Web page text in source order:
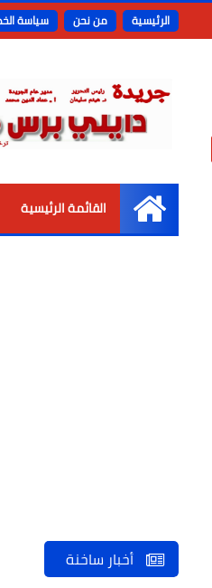
الرئيسية من نحن سياسة
الرئيسية
القائمة الرئيسية
أخبار ساخنة